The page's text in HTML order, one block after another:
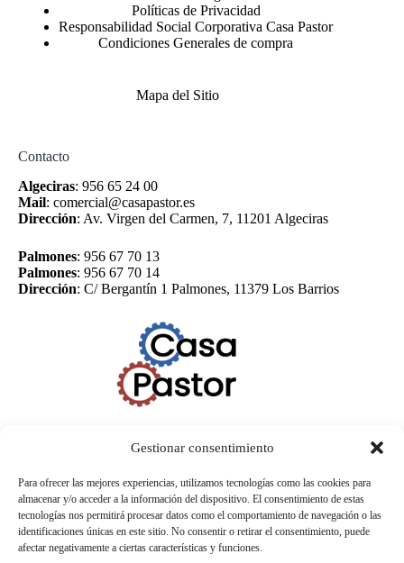
Gestionar consentimiento
Para ofrecer las mejores experiencias, utilizamos tecnologías como las cookies para
almacenar y/o acceder a la información del dispositivo. El consentimiento de estas
tecnologías nos permitirá procesar datos como el comportamiento de navegación o las
identificaciones únicas en este sitio. No consentir o retirar el consentimiento, puede
afectar negativamente a ciertas características y funciones.
Políticas de Privacidad
Responsabilidad Social Corporativa Casa Pastor
Condiciones Generales de compra
Mapa del Sitio
Contacto
Algeciras: 956 65 24 00
Mail: comercial@casapastor.es
Dirección: Av. Virgen del Carmen, 7, 11201 Algeciras
Palmones: 956 67 70 13
Palmones: 956 67 70 14
Dirección: C/ Bergantín 1 Palmones, 11379 Los Barrios